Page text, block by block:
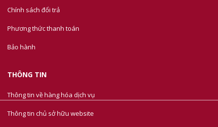
Chính sách đổi trả
Phương thức thanh toán
Bảo hành
THÔNG TIN
Thông tin về hàng hóa dịch vụ
Thông tin chủ sở hữu website